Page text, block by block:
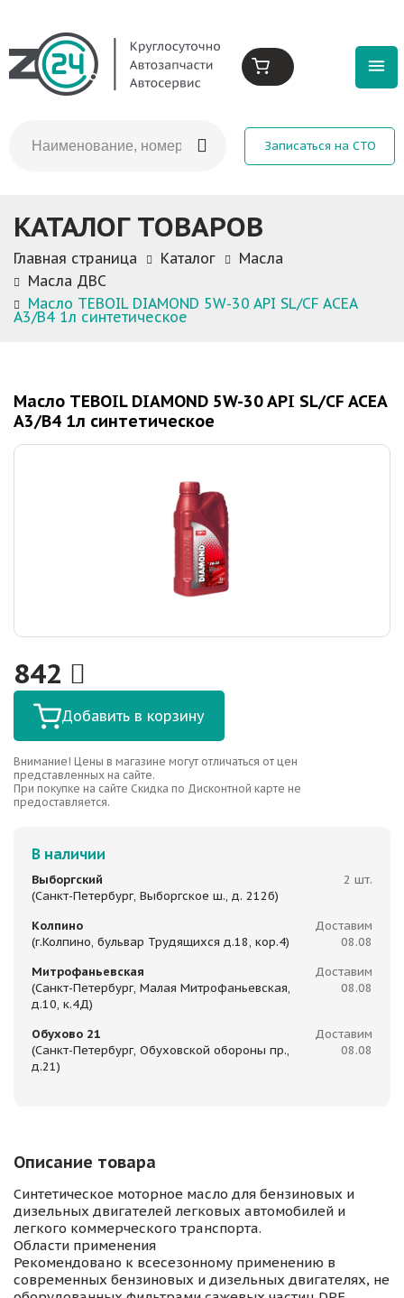
Записаться на СТО
КАТАЛОГ ТОВАРОВ
Главная страница Каталог
Масла
Масла ДВС
Масло TEBOIL DIAMOND 5W-30 API SL/CF ACEA
A3/B4 1л синтетическое
Масло TEBOIL DIAMOND 5W-30 API SL/CF ACEA
A3/B4 1л синтетическое
842
Добавить в корзину
Внимание! Цены в магазине могут отличаться от цен
представленных на сайте.
При покупке на сайте Скидка по Дисконтной карте не
предоставляется.
В наличии
Выборгский
(Санкт-Петербург, Выборгское ш., д. 212б)
2 шт.
Колпино
(г.Колпино, бульвар Трудящихся д.18, кор.4)
Доставим
08.08
Митрофаньевская
(Санкт-Петербург, Малая Митрофаньевская,
д.10, к.4Д)
Доставим
08.08
Обухово 21
(Санкт-Петербург, Обуховской обороны пр.,
д.21)
Доставим
08.08
Описание товара
Синтетическое моторное масло для бензиновых и
дизельных двигателей легковых автомобилей и
легкого коммерческого транспорта.
Области применения
Рекомендовано к всесезонному применению в
современных бензиновых и дизельных двигателях, не